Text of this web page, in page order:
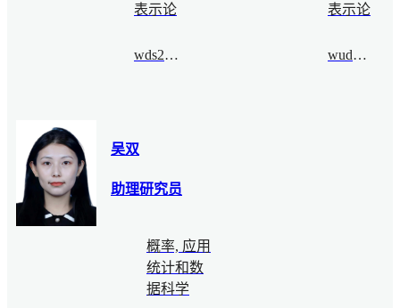
表示论
wds2021fall@bimsa.cn
表示论
wudongyu@bimsa.cn
吴双
助理研究员
概率, 应用
统计和数
据科学